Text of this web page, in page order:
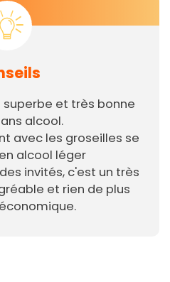
et très bonne
alcool.
avec les groseilles se
alcool léger
invités, c'est un très
et rien de plus